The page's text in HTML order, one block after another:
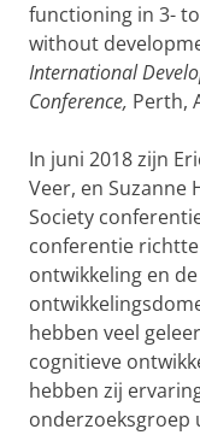
functioning in 3-
without
International
Conference, Perth,
In juni 2018 zijn
Veer, en Suzanne
Society
conferentie
ontwikkeling en
hebben veel
cognitieve
hebben zij
onderzoeksgroep